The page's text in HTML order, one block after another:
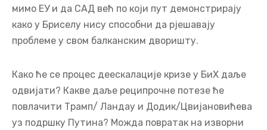
мимо ЕУ и да САД већ по који пут демонстрирају
како у Бриселу нису способни да рјешавају
проблеме у свом балканским дворишту.
Како ће се процес деескалације кризе у БиХ даље
одвијати? Какве даље реципрочне потезе ће
повлачити Трамп/ Ландау и Додик/Цвијановићева
уз подршку Путина? Можда повратак на изворни